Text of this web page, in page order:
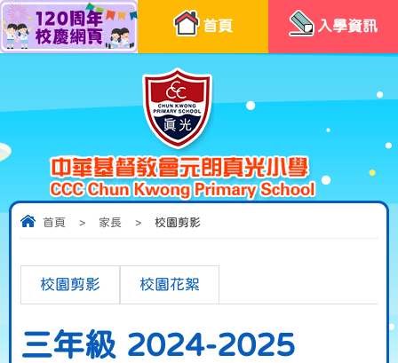
首頁 入學資訊
首頁 > 家長 > 校園剪影
校園剪影 校園花絮
三年級 2024-2025